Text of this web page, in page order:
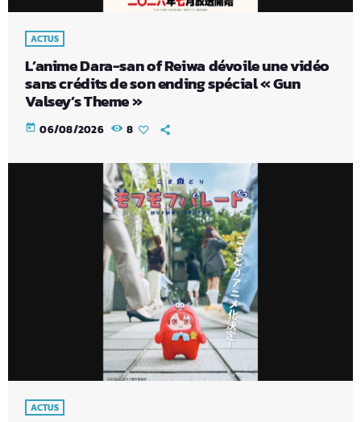
ACTUS
L’anime Dara-san of Reiwa dévoile une vidéo
sans crédits de son ending spécial « Gun
Valsey’s Theme »
today 06/08/2026 8
ACTUS